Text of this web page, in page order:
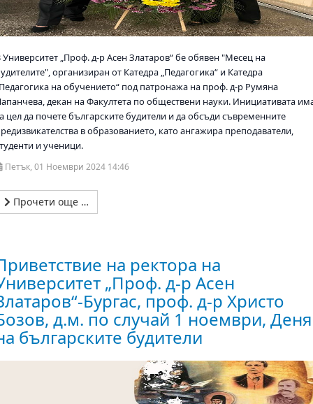
Университет „Проф. д-р Асен Златаров“ бе обявен "Месец на
организиран от Катедра „Педагогика“ и Катедра
на обучението“ под патронажа на проф. д-р Румяна
декан на Факултета по обществени науки. Инициативата
цел да почете българските будители и да обсъди съвременните
в образованието, като ангажира преподаватели,
и ученици.
Петък, 01 Ноември 2024 14:46
Прочети още …
на ректора на
„Проф. д-р Асен
Бургас, проф. д-р Христо
д.м. по случай 1 ноември, Деня
българските будители